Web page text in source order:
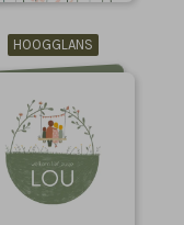
HOOGGLANS